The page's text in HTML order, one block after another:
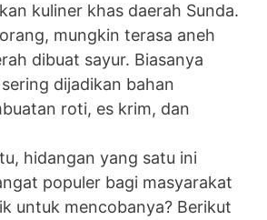
kuliner khas daerah Sunda.
mungkin terasa aneh
dibuat sayur. Biasanya
dijadikan bahan
roti, es krim, dan
hidangan yang satu ini
populer bagi masyarakat
untuk mencobanya? Berikut